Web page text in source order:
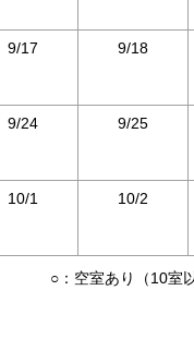
9/17 9/18
9/24 9/25
10/1 10/2
○：空室あり（10